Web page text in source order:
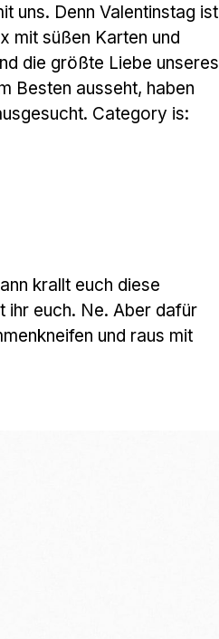
uns. Denn Valentinstag ist
mit süßen Karten und
die größte Liebe unseres
Besten ausseht, haben
Category is:
krallt euch diese
ihr euch. Ne. Aber dafür
und raus mit